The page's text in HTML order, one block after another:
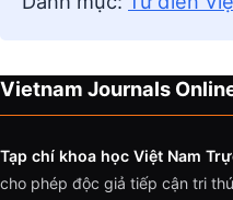
Vietnam Journals
Tạp chí khoa học Việt Nam
cho phép độc giả tiếp cận tri